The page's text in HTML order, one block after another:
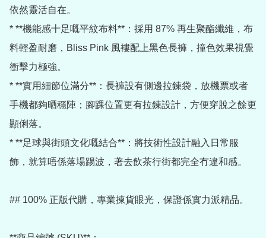
依然靈活自在。
* **機能感十足嘅平紋布料**：採用 87% 再生聚酯纖維，布
料輕盈耐磨，Bliss Pink 風褸配上黑色長褲，撞色效果視覺
衝擊力極強。
* **實用細節位滿分**：長褲設有側邊拉鍊袋，放機票或者
手機都夠晒穩陣；腳踝位置更有拉鍊設計，方便穿脫之餘更
顯俐落。
* **足球與街頭文化嘅結合**：將技術性設計融入日常服
飾，就算唔係落場踢波，著去飲茶行街都完全冇違和感。
## 100% 正版代購，專業揀貨眼光，保證係實力派精品。